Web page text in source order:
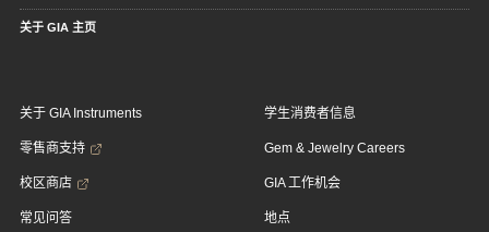
关于 GIA 主页
关于 GIA Instruments
零售商支持
校区商店
常见问答
学生消费者信息
Gem & Jewelry Careers
GIA 工作机会
地点